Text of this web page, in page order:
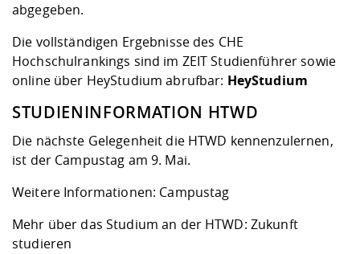
abgegeben.
Die vollständigen Ergebnisse des CHE
Hochschulrankings sind im ZEIT Studienführer sowie
online über HeyStudium abrufbar: HeyStudium
STUDIENINFORMATION HTWD
Die nächste Gelegenheit die HTWD kennenzulernen,
ist der Campustag am 9. Mai.
Weitere Informationen: Campustag
Mehr über das Studium an der HTWD: Zukunft
studieren